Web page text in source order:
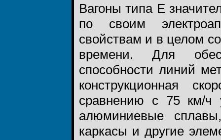
Вагоны типа Е
по своим
свойствам и в целом
времени. Для
способности линий
конструкционная
сравнению с 75 км/ч
алюминиевые
каркасы и другие